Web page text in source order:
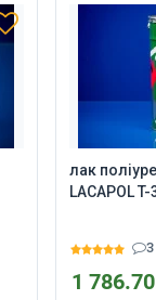
лак
LACAPOL T-
1
3